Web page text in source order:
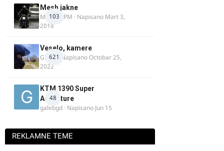
103
Mesh jakne
MostarRPM · Napisano Mart 3,
2018
621
Veselo, kamere
GR 46· NapisanoOctobar 25,
2022
48
KTM 1390 Super
Adventure
galebgd · Napisano Jun 15
REKLAMNE TEME